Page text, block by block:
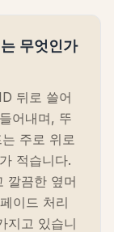
무엇인가
뒤로 쓸어
어내며, 뚜
주로 위로
적습니다.
깔끔한 옆머
이드 처리
지고 있습니